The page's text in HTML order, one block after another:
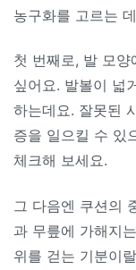
농구화를 고르는
첫 번째로, 발 모
싶어요. 발볼이 넓
하는데요. 잘못된
증을 일으킬 수 있
체크해 보세요.
그 다음엔 쿠션의
과 무릎에 가해지
위를 걷는 기분이